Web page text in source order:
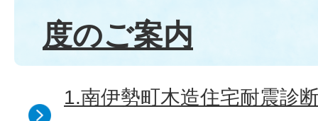
度のご案内
1.南伊勢町木造住宅耐震診